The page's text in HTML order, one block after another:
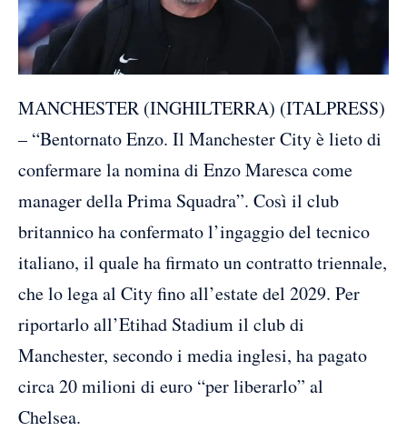
MANCHESTER (INGHILTERRA) (ITALPRESS)
– “Bentornato Enzo. Il Manchester City è lieto di
confermare la nomina di Enzo Maresca come
manager della Prima Squadra”. Così il club
britannico ha confermato l’ingaggio del tecnico
italiano, il quale ha firmato un contratto triennale,
che lo lega al City fino all’estate del 2029. Per
riportarlo all’Etihad Stadium il club di
Manchester, secondo i media inglesi, ha pagato
circa 20 milioni di euro “per liberarlo” al
Chelsea.